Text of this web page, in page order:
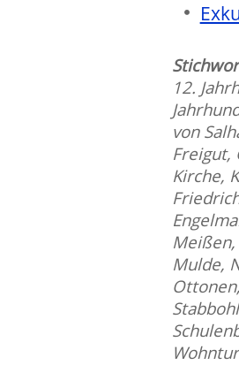
12.
von
Freigut,
Kirche,
Meißen,
Mulde,
Ottonen